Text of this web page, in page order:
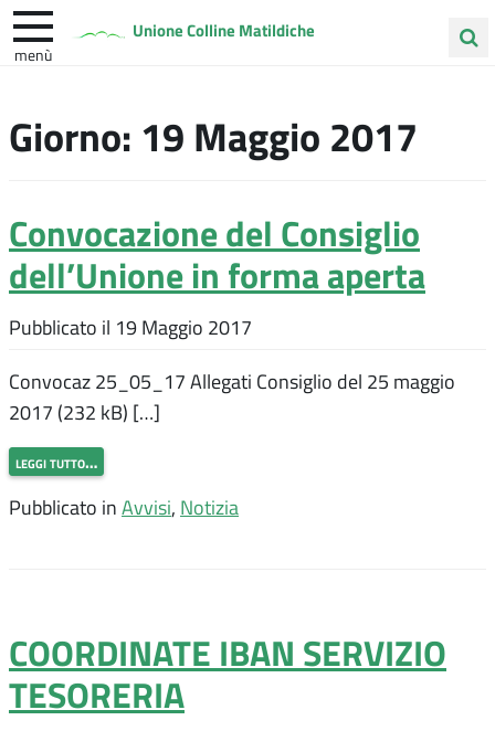
Unione Colline Matildiche
menù
sito
Giorno: 19 Maggio 2017
Convocazione del Consiglio
dell’Unione in forma aperta
Pubblicato il 19 Maggio 2017
Convocaz 25_05_17 Allegati Consiglio del 25 maggio
2017 (232 kB) […]
leggi tutto…
Pubblicato in Avvisi, Notizia
COORDINATE IBAN SERVIZIO
TESORERIA